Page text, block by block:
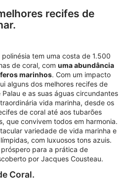
recifes de
tem uma costa de 1.500
de coral, com uma abundância
marinhos. Com um impacto
alguns dos melhores recifes de
e as suas águas circundantes
vida marinha, desde os
de coral até aos tubarões
que convivem todos em harmonia.
variedade de vida marinha e
com luxuosos tons azuis.
para a prática de
por Jacques Cousteau.
Coral.